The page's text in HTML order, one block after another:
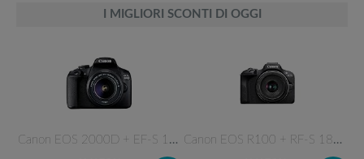
I MIGLIORI SCONTI DI OGGI
Canon EOS 2000D + EF-S 18-55 m… Canon EOS R100 + RF-S 18-45mm …